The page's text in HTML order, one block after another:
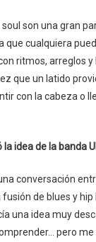
soul son una gran
que cualquiera
ritmos, arreglos
que un latido
con la cabeza o
la idea de la banda
conversación
de blues y hip
una idea muy
pero me